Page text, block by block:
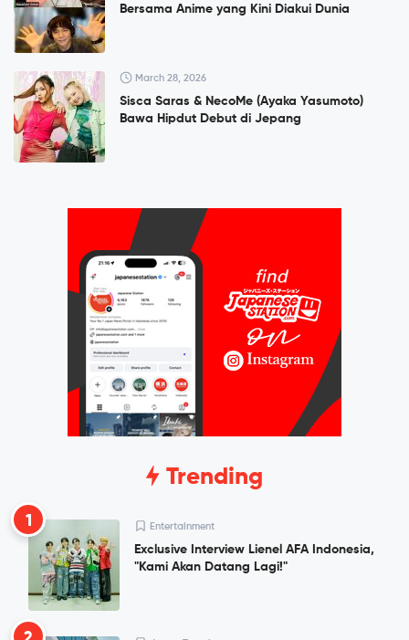
Bersama Anime yang Kini Diakui Dunia
March 28, 2026
Sisca Saras & NecoMe (Ayaka Yasumoto)
Bawa Hipdut Debut di Jepang
Trending
1 Entertainment
Exclusive Interview Lienel AFA Indonesia,
"Kami Akan Datang Lagi!"